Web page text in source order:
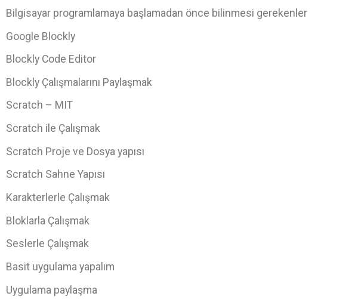
Bilgisayar programlamaya başlamadan önce bilinmesi gerekenler
Google Blockly
Blockly Code Editor
Blockly Çalışmalarını Paylaşmak
Scratch – MIT
Scratch ile Çalışmak
Scratch Proje ve Dosya yapısı
Scratch Sahne Yapısı
Karakterlerle Çalışmak
Bloklarla Çalışmak
Seslerle Çalışmak
Basit uygulama yapalım
Uygulama paylaşma